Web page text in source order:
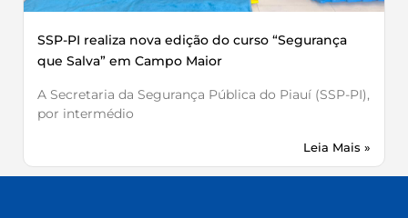
SSP-PI realiza nova edição do curso “Segurança
que Salva” em Campo Maior
A Secretaria da Segurança Pública do Piauí (SSP-PI),
por intermédio
Leia Mais »